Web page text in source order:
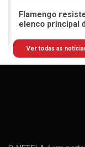
Flamengo
elenco principal
Ver todas as